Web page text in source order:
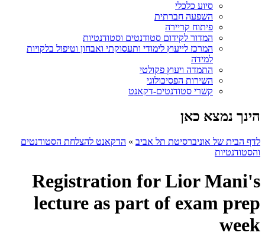
סיוע כלכלי
השפעה חברתית
פיתוח קריירה
המדור לקידום סטודנטים וסטודנטיות
המרכז לייעוץ לימודי ותעסוקתי ואבחון וטיפול בלקויות
למידה
התמדה ויעוץ פקולטי
השירות הפסיכולוגי
קשרי סטודנטים-דקאנט
הינך נמצא כאן
לדף הבית של אוניברסיטת תל אביב » הדקאנט להצלחת הסטודנטים
והסטודנטיות
Registration for Lior Mani's
lecture as part of exam prep
week